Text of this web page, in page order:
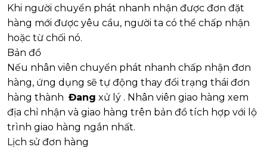
Khi người chuyển phát nhanh nhận được đơn đặt
hàng mới được yêu cầu, người ta có thể chấp nhận
hoặc từ chối nó.
Bản đồ
Nếu nhân viên chuyển phát nhanh chấp nhận đơn
hàng, ứng dụng sẽ tự động thay đổi trạng thái đơn
hàng thành Đang xử lý . Nhân viên giao hàng xem
địa chỉ nhận và giao hàng trên bản đồ tích hợp với lộ
trình giao hàng ngắn nhất.
Lịch sử đơn hàng